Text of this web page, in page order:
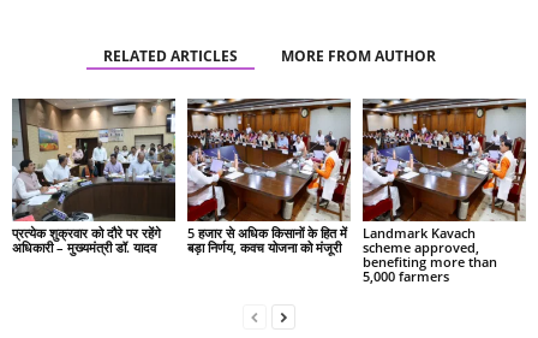
RELATED ARTICLES MORE FROM AUTHOR
प्रत्येक शुक्रवार को दौरे पर रहेंगे
अधिकारी – मुख्यमंत्री डॉ. यादव
5 हजार से अधिक किसानों के हित में
बड़ा निर्णय, कवच योजना को मंजूरी
Landmark Kavach
scheme approved,
benefiting more than
5,000 farmers